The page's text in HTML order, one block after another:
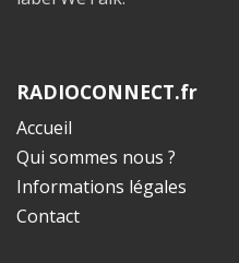
RADIOCONNECT.fr
Accueil
Qui sommes nous ?
Informations légales
Contact